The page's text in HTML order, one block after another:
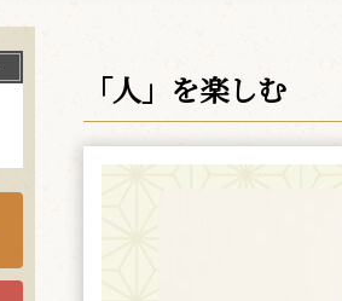
「人」を楽しむ